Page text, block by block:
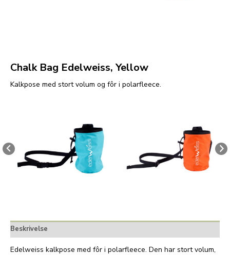
Chalk Bag Edelweiss, Yellow
Kalkpose med stort volum og fôr i polarfleece.
Beskrivelse
Edelweiss kalkpose med fôr i polarfleece. Den har stort volum,